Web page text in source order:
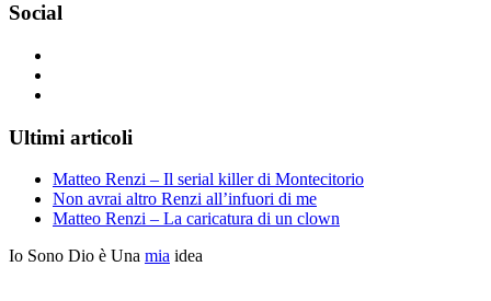
Social
Ultimi articoli
Matteo Renzi – Il serial killer di Montecitorio
Non avrai altro Renzi all’infuori di me
Matteo Renzi – La caricatura di un clown
Io Sono Dio è Una mia idea